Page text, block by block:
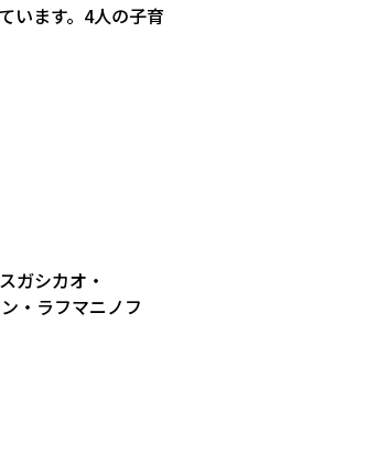
います。4人の子育
ガシカオ・
・ラフマニノフ